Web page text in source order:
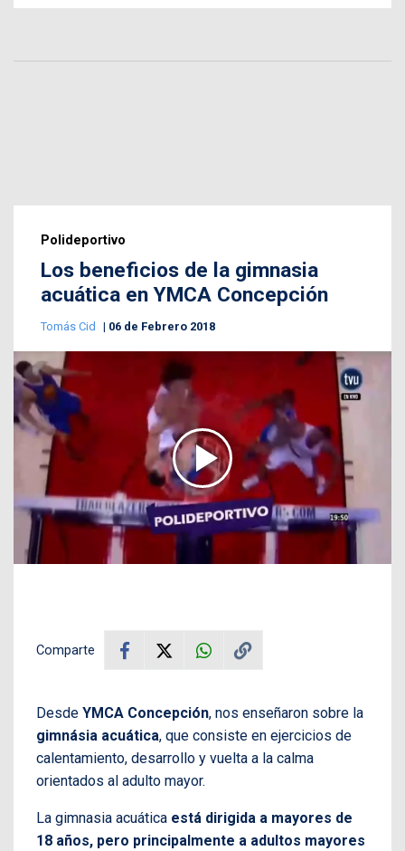
Polideportivo
Los beneficios de la gimnasia
acuática en YMCA Concepción
Tomás Cid 06 de Febrero 2018
Comparte
Desde YMCA Concepción, nos enseñaron sobre la
gimnásia acuática, que consiste en ejercicios de
calentamiento, desarrollo y vuelta a la calma
orientados al adulto mayor.
La gimnasia acuática está dirigida a mayores de
18 años, pero principalmente a adultos mayores